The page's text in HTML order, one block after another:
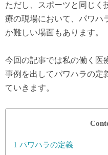
ただし、スポーツと同じく
療の現場において、パワハ
か難しい場面もあります。
今回の記事では私の働く医
事例を出してパワハラの定
ていきます。
1 パワハラの定義